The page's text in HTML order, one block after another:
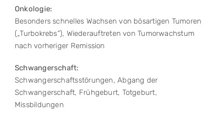
Onkologie:
Besonders schnelles Wachsen von bösartigen Tumoren
(„Turbokrebs“), Wiederauftreten von Tumorwachstum
nach vorheriger Remission
Schwangerschaft:
Schwangerschaftsstörungen, Abgang der
Schwangerschaft, Frühgeburt, Totgeburt,
Missbildungen